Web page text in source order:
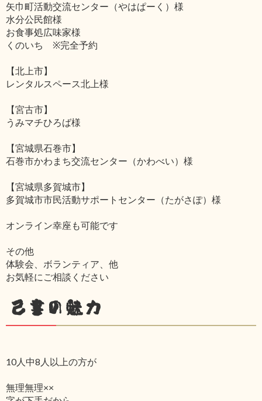
矢巾町活動交流センター（やはぱーく）様
水分公民館様
お食事処広味家様
くのいち ※完全予約
【北上市】
レンタルスペース北上様
【宮古市】
うみマチひろば様
【宮城県石巻市】
石巻市かわまち交流センター（かわべい）様
【宮城県多賀城市】
多賀城市市民活動サポートセンター（たがさぽ）様
オンライン幸座も可能です
その他
体験会、ボランティア、他
お気軽にご相談ください
己書の魅力
10人中8人以上の方が
無理無理××